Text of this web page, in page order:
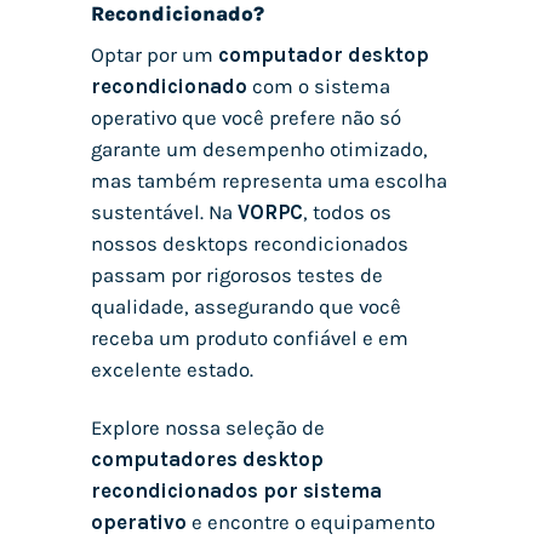
Recondicionado?
Optar por um computador desktop
recondicionado com o sistema
operativo que você prefere não só
garante um desempenho otimizado,
mas também representa uma escolha
sustentável. Na VORPC, todos os
nossos desktops recondicionados
passam por rigorosos testes de
qualidade, assegurando que você
receba um produto confiável e em
excelente estado.
Explore nossa seleção de
computadores desktop
recondicionados por sistema
operativo e encontre o equipamento